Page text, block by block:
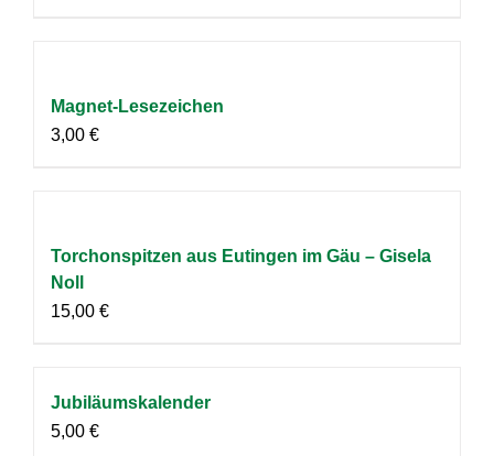
Magnet-Lesezeichen
3,00 €
Torchonspitzen aus Eutingen im Gäu – Gisela
Noll
15,00 €
Jubiläumskalender
5,00 €